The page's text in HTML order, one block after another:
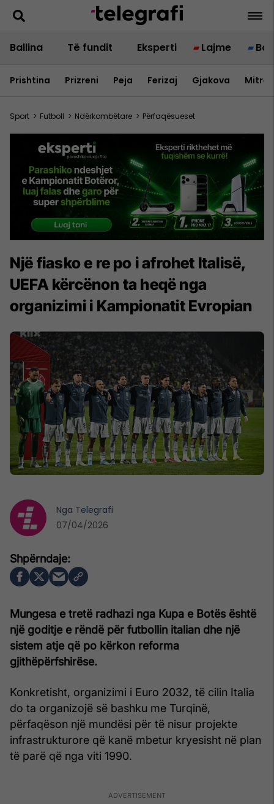
Ballina Të fundit Eksperti Lajme
Prishtina Prizreni Peja Ferizaj Gjakova
Sport > Futboll > Ndërkombëtare > Përfaqësueset
Një fiasko e re po i afrohet Italisë,
UEFA kërcënon ta heqë nga
organizimi i Kampionatit Evropian
Mungesa e tretë radhazi nga Kupa e Botës është
një goditje e rëndë për futbollin italian dhe një
sistem atje që po kërkon reforma
gjithëpërfshirëse.
Konkretisht, organizimi i Euro 2032, të cilin Italia
do ta organizojë së bashku me Turqinë,
përfaqëson një mundësi për të nisur projekte
infrastrukturore që kanë mbetur kryesisht në plan
të parë që nga viti 1990.
Nga Telegrafi
07/04/2026